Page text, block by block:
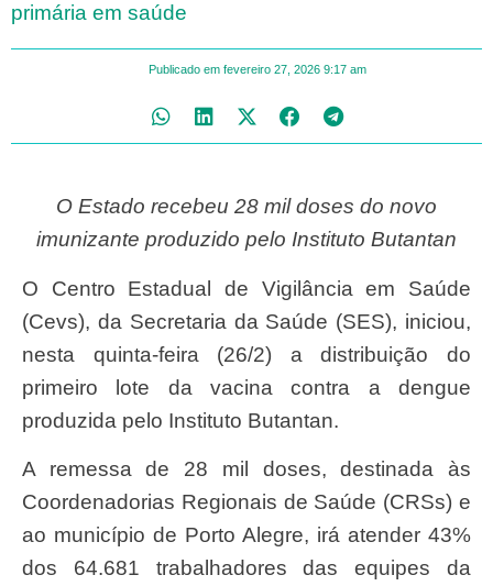
primária em saúde
Publicado em fevereiro 27, 2026 9:17 am
O Estado recebeu 28 mil doses do novo
imunizante produzido pelo Instituto Butantan
O Centro Estadual de Vigilância em Saúde
(Cevs), da Secretaria da Saúde (SES), iniciou,
nesta quinta-feira (26/2) a distribuição do
primeiro lote da vacina contra a dengue
produzida pelo Instituto Butantan.
A remessa de 28 mil doses, destinada às
Coordenadorias Regionais de Saúde (CRSs) e
ao município de Porto Alegre, irá atender 43%
dos 64.681 trabalhadores das equipes da